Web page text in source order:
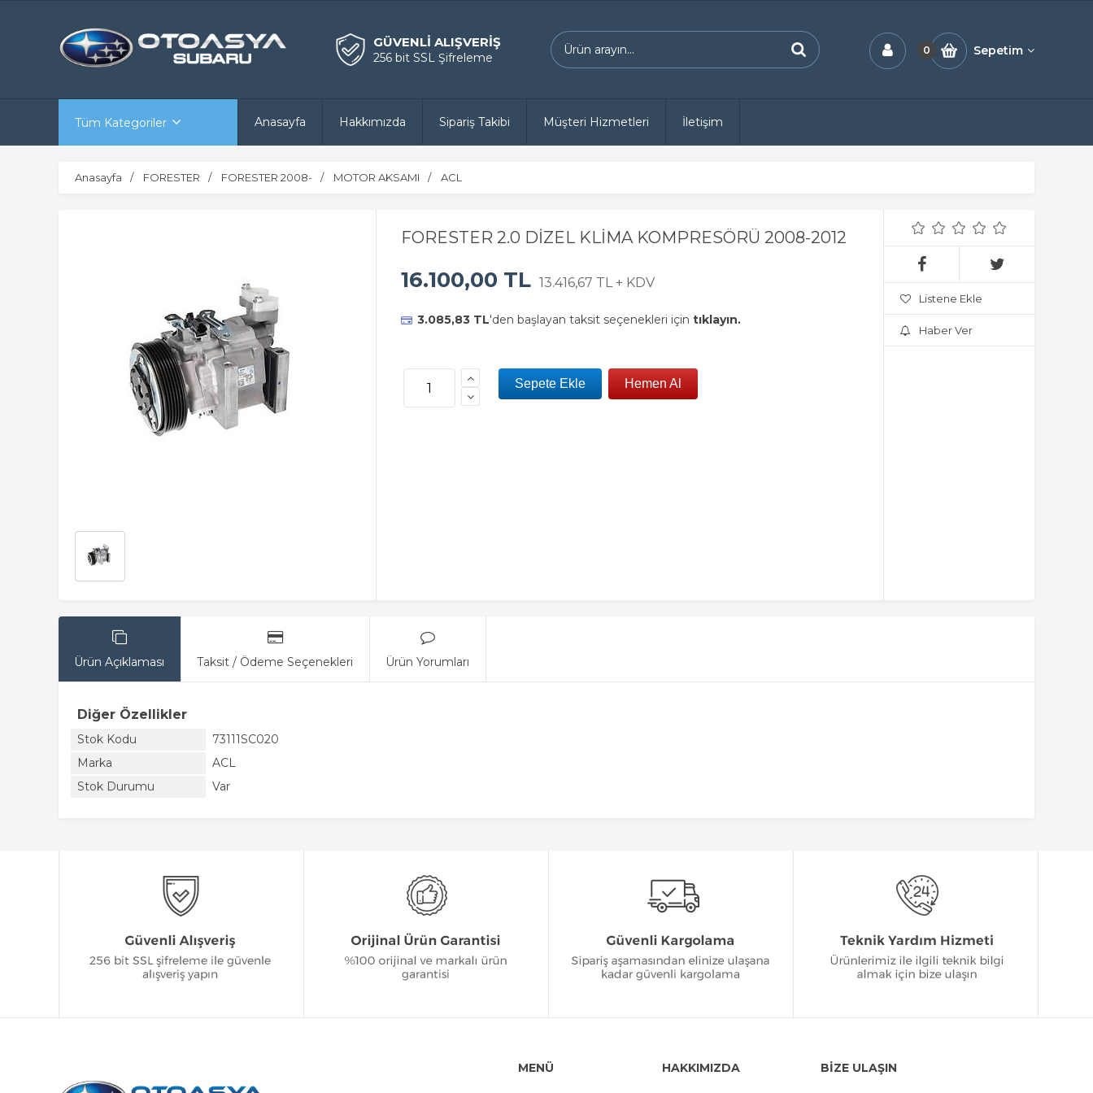
GÜVENLİ ALIŞVERİŞ
256 bit SSL Şifreleme
0 Sepetim
Tüm Kategoriler Anasayfa Hakkımızda Sipariş Takibi Müşteri Hizmetleri İletişim
Anasayfa FORESTER FORESTER 2008- MOTOR AKSAMI ACL
FORESTER 2.0 DİZEL KLİMA KOMPRESÖRÜ 2008-2012
16.100,00 TL 13.416,67 TL + KDV
3.085,83 TL'den başlayan taksit seçenekleri için tıklayın.
Listene Ekle
Haber Ver
Ürün Açıklaması Taksit / Ödeme Seçenekleri Ürün Yorumları
Diğer Özellikler
Stok Kodu
73111SC020
Marka
ACL
Stok Durumu
Var
MENÜ HAKKIMIZDA BİZE ULAŞIN